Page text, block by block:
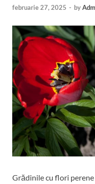
februarie 27, 2025 - by
Grădinile cu flori